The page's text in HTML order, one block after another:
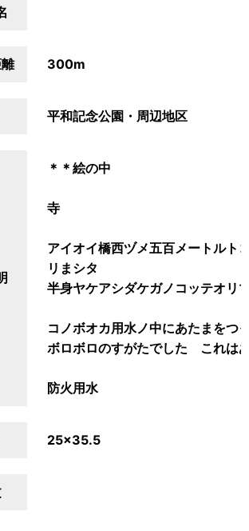
300m
平和記念公園・周辺地区
＊＊絵の中
寺
アイオイ橋西ヅメ五百メートルト
リまシタ
半身ヤケアシダケガノコッテオリ
コノボオカ用水ノ中にあたまを
ボロボロのすがたでした これは
防火用水
25×35.5